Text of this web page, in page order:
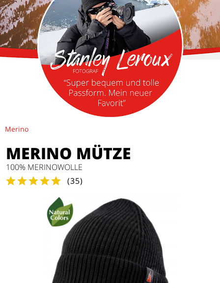
Merino
MERINO MÜTZE
100% MERINOWOLLE
(35)